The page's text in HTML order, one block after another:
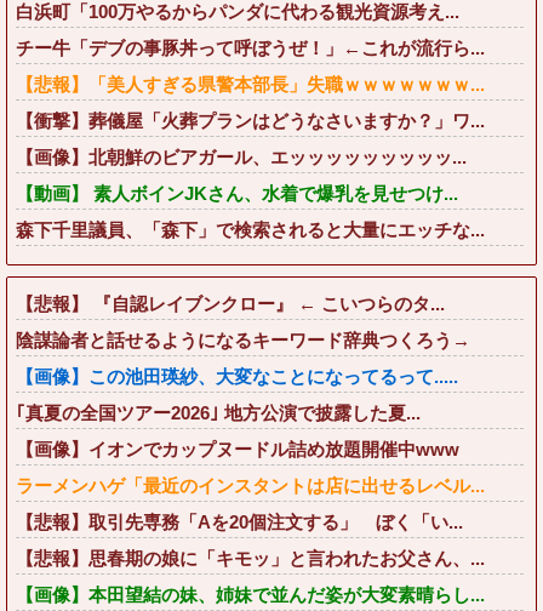
白浜町「100万やるからパンダに代わる観光資源考え...
チー牛「デブの事豚丼って呼ぼうぜ！」←これが流行ら...
【悲報】「美人すぎる県警本部長」失職ｗｗｗｗｗｗｗ...
【衝撃】葬儀屋「火葬プランはどうなさいますか？」ワ...
【画像】北朝鮮のビアガール、エッッッッッッッッッ...
【動画】 素人ボインJKさん、水着で爆乳を見せつけ...
森下千里議員、「森下」で検索されると大量にエッチな...
【悲報】 『自認レイブンクロー』 ← こいつらのタ...
陰謀論者と話せるようになるキーワード辞典つくろう→
【画像】この池田瑛紗、大変なことになってるって.....
｢真夏の全国ツアー2026｣ 地方公演で披露した夏...
【画像】イオンでカップヌードル詰め放題開催中www
ラーメンハゲ「最近のインスタントは店に出せるレベル...
【悲報】取引先専務「Aを20個注文する」 ぼく「い...
【悲報】思春期の娘に「キモッ」と言われたお父さん、...
【画像】本田望結の妹、姉妹で並んだ姿が大変素晴らし...